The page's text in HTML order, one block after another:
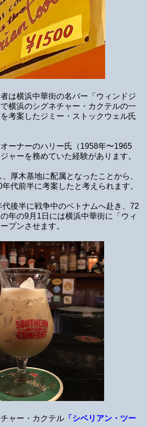
は横浜中華街の名バー「ウィンドジ
横浜のシグネチャー・カクテルの一
考案したジミー・ストックウェル氏
ーナーのハリー氏（1958年〜1965
ャーを務めていた経験があります。
厚木基地に配属となったことから、
代前半に考案したと考えられます。
後半に戦争中のベトナムへ赴き、72
年の9月1日には横浜中華街に「ウィ
プンさせます。
ャー・カクテル 「シベリアン・ツー